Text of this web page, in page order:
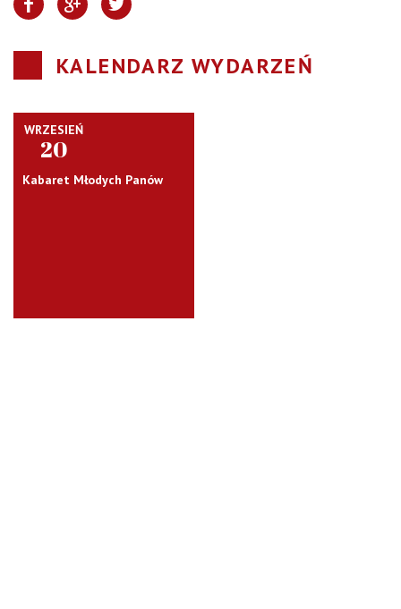
KALENDARZ WYDARZEŃ
WRZESIEŃ
20
Kabaret Młodych Panów